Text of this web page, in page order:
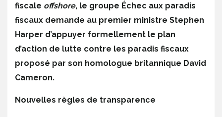
fiscale offshore, le groupe Échec aux paradis
fiscaux demande au premier ministre Stephen
Harper d’appuyer formellement le plan
d’action de lutte contre les paradis fiscaux
proposé par son homologue britannique David
Cameron.
Nouvelles règles de transparence